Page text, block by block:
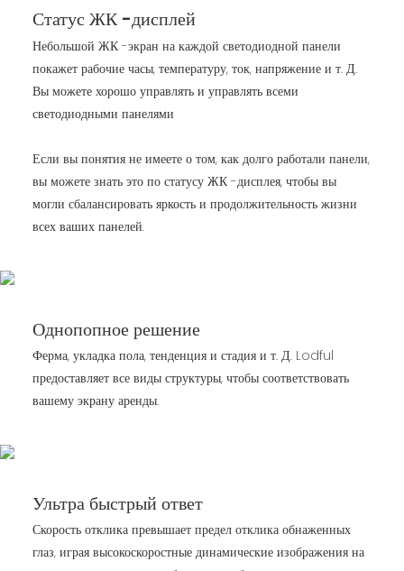
Статус ЖК -дисплей
Небольшой ЖК -экран на каждой светодиодной панели
покажет рабочие часы, температуру, ток, напряжение и т. Д.
Вы можете хорошо управлять и управлять всеми
светодиодными панелями
Если вы понятия не имеете о том, как долго работали панели,
вы можете знать это по статусу ЖК -дисплея, чтобы вы
могли сбалансировать яркость и продолжительность жизни
всех ваших панелей.
Однопопное решение
Ферма, укладка пола, тенденция и стадия и т. Д. Lodful
предоставляет все виды структуры, чтобы соответствовать
вашему экрану аренды.
Ультра быстрый ответ
Скорость отклика превышает предел отклика обнаженных
глаз, играя высокоскоростные динамические изображения на